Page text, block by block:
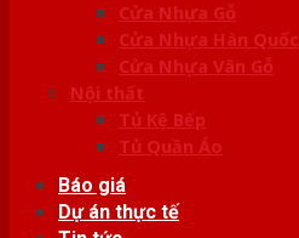
Cửa Nhựa Gỗ
Cửa Nhựa Hàn Quốc
Cửa Nhựa Vân Gỗ
Nội thất
Tủ Kệ Bếp
Tủ Quần Áo
Báo giá
Dự án thực tế